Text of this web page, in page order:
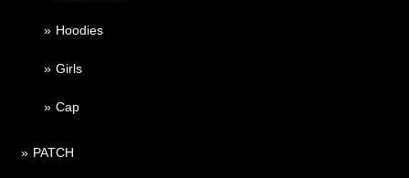
Hoodies
Girls
Cap
PATCH